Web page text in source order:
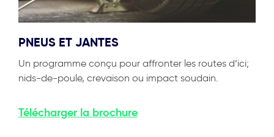
PNEUS ET JANTES
Un programme conçu pour affronter les routes d’ici;
nids-de-poule, crevaison ou impact soudain.
Télécharger la brochure